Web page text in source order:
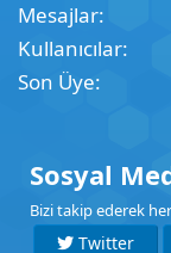
Mesajlar
Kullanıcılar
Son Üye
Sosyal
Bizi takip ederek
Twitter